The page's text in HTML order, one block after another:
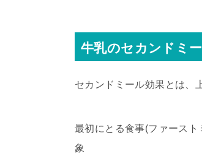
牛乳のセカンドミ
セカンドミール効果とは、
最初にとる食事(ファース
象